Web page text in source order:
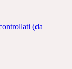
(da